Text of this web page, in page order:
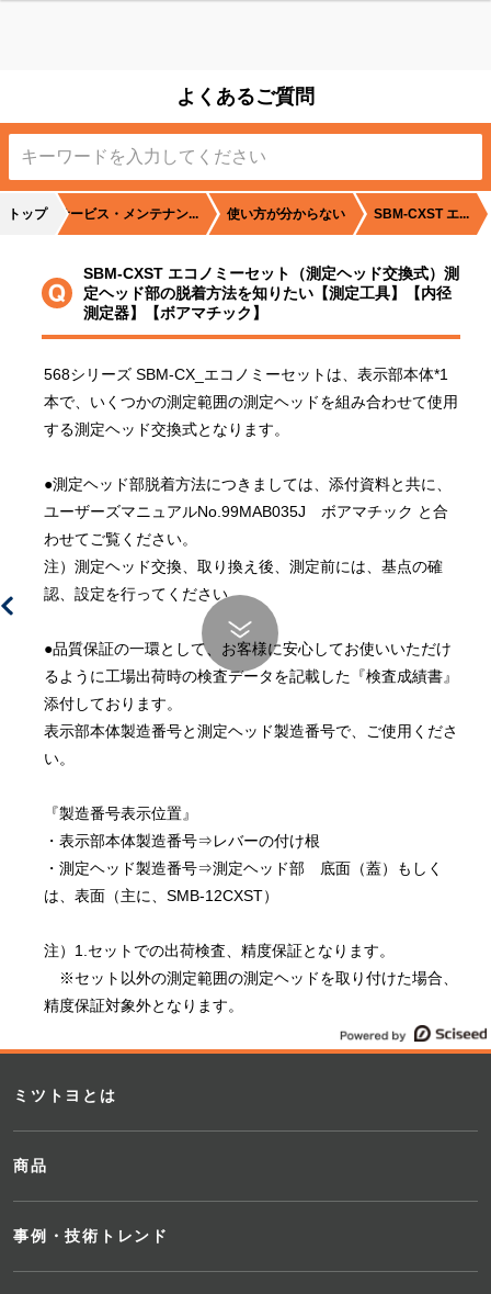
よくあるご質問
トップ サービス・メンテナン... 使い方が分からない SBM-CXST エ...
SBM-CXST エコノミーセット（測定ヘッド交換式）測
定ヘッド部の脱着方法を知りたい【測定工具】【内径
測定器】【ボアマチック】
568シリーズ SBM-CX_エコノミーセットは、表示部本体*1
本で、いくつかの測定範囲の測定ヘッドを組み合わせて使用
する測定ヘッド交換式となります。
●測定ヘッド部脱着方法につきましては、添付資料と共に、
ユーザーズマニュアルNo.99MAB035J　ボアマチック と合
わせてご覧ください。
注）測定ヘッド交換、取り換え後、測定前には、基点の確
認、設定を行ってください
●品質保証の一環として、お客様に安心してお使いいただけ
るように工場出荷時の検査データを記載した『検査成績書』
添付しております。
表示部本体製造番号と測定ヘッド製造番号で、ご使用くださ
い。
『製造番号表示位置』
・表示部本体製造番号⇒レバーの付け根
・測定ヘッド製造番号⇒測定ヘッド部　底面（蓋）もしく
は、表面（主に、SMB-12CXST）
注）1.セットでの出荷検査、精度保証となります。
※セット以外の測定範囲の測定ヘッドを取り付けた場合、
精度保証対象外となります。
注）2.工場出荷時の検査データ　につき、『校正証明書』取
※校正証明書をご希望の場合、有料にて発行いたします。
失しないよう、お気をつけください。
568シリーズ_SBM-CX_エコノミーセット_測定ヘッド部脱
ミツトヨとは
商品
事例・技術トレンド